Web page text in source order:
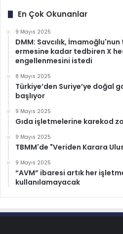
En Çok Okunanlar
9 Mayıs 2025
DMM: Savcılık,
ermesine kadar tedbiren X
engellenmesini istedi
8 Mayıs 2025
Türkiye’den Suriye’ye doğal
başlıyor
9 Mayıs 2025
Gıda işletmelerine karekod
9 Mayıs 2025
TBMM'de "Veriden Karara
9 Mayıs 2025
“AVM” ibaresi artık her
kullanılamayacak